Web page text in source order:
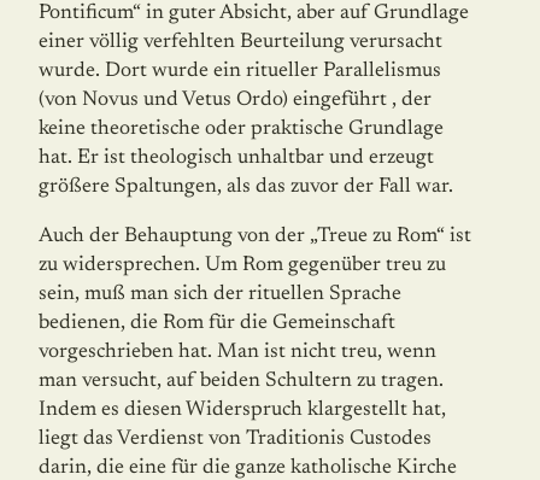
Pontificum“ in guter Absicht, aber auf Grundlage
einer völlig verfehlten Beurteilung verursacht
wurde. Dort wurde ein ritueller Parallelismus
(von Novus und Vetus Ordo) eingeführt , der
keine theoretische oder praktische Grundlage
hat. Er ist theologisch unhaltbar und erzeugt
größere Spaltungen, als das zuvor der Fall war.
Auch der Behauptung von der „Treue zu Rom“ ist
zu widersprechen. Um Rom gegenüber treu zu
sein, muß man sich der rituellen Sprache
bedienen, die Rom für die Gemeinschaft
vorgeschrieben hat. Man ist nicht treu, wenn
man versucht, auf beiden Schultern zu tragen.
Indem es diesen Widerspruch klargestellt hat,
liegt das Verdienst von Traditionis Custodes
darin, die eine für die ganze katholische Kirche